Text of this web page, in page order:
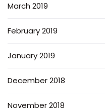
March 2019
February 2019
January 2019
December 2018
November 2018